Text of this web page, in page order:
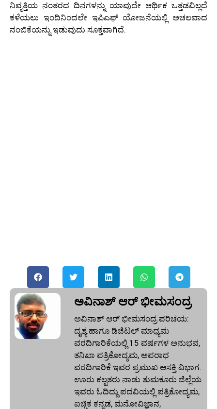
ನಿವೃತ್ತಿಯ ನಂತರದ ದಿನಗಳನ್ನು ಯಾವುದೇ ಆರ್ಥಿಕ ಒತ್ತಡವಿಲ್ಲದೆ
ಕಳೆಯಲು ಇಂದಿನಿಂದಲೇ ಇಪಿಎಫ್ ಯೋಜನೆಯಲ್ಲಿ ಅಚಲವಾದ
ನಂಬಿಕೆಯನ್ನು ಇಡುವುದು ಸೂಕ್ತವಾಗಿದೆ.
ಅವಿನಾಶ್‌ ಆರ್‌ ಭೀಮಸಂದ್ರ
ಅವಿನಾಶ್‌ ಆರ್‌ ಭೀಮಸಂದ್ರ ಪರಿಚಯ:
ದೃಶ್ಯ ಹಾಗೂ ಡಿಜಿಟಲ್ ಮಾಧ್ಯಮ
ವರದಿಗಾರಿಕೆಯಲ್ಲಿ 15 ವರ್ಷಗಳ ಅನುಭವ,
ತನಿಖಾ ಪತ್ರಿಕೋದ್ಯಮ, ಅಪರಾಧ
ವರದಿಗಾರಿಕೆ ಇವರ ಪ್ರಮುಖ ಆಸಕ್ತಿ ವಿಭಾಗ.
ಊರು ಕಲ್ಪತರು ನಾಡು ತುಮಕೂರು ಜಿಲ್ಲೆಯ
ಇವರು ಓದಿದ್ದು ಪದವಿಯಲ್ಲಿ ಪತ್ರಿಕೋದ್ಯಮ,
ಐಚ್ಚಿಕ ಕನ್ನಡ, ಮನೋವಿಜ್ಞಾನ,